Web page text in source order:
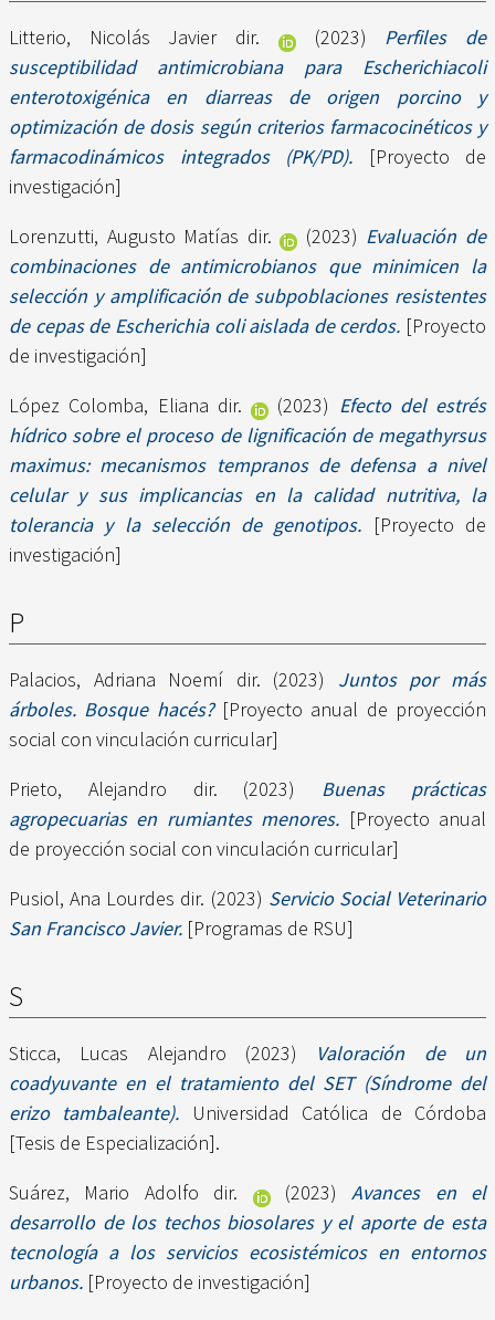
Litterio, Nicolás Javier dir. (2023) Perfiles de
susceptibilidad antimicrobiana para Escherichiacoli
enterotoxigénica en diarreas de origen porcino y
optimización de dosis según criterios farmacocinéticos y
farmacodinámicos integrados (PK/PD). [Proyecto de
investigación]
Lorenzutti, Augusto Matías dir.
(2023) Evaluación de
combinaciones de antimicrobianos que minimicen la
selección y amplificación de subpoblaciones resistentes
de cepas de Escherichia coli aislada de cerdos. [Proyecto
de investigación]
López Colomba, Eliana dir.
(2023) Efecto del estrés
hídrico sobre el proceso de lignificación de megathyrsus
maximus: mecanismos tempranos de defensa a nivel
celular y sus implicancias en la calidad nutritiva, la
tolerancia y la selección de genotipos. [Proyecto de
investigación]
P
Palacios, Adriana Noemí dir. (2023) Juntos por más
árboles. Bosque hacés?[Proyecto anual de proyección
social con vinculación curricular]
Prieto, Alejandro dir. (2023) Buenas prácticas
agropecuarias en rumiantes menores. [Proyecto anual
de proyección social con vinculación curricular]
Pusiol, Ana Lourdes dir. (2023) Servicio Social Veterinario
San Francisco Javier. [Programas de RSU]
S
Sticca, Lucas Alejandro (2023)
Valoración de un
coadyuvante en el tratamiento del SET (Síndrome del
erizo tambaleante). Universidad Católica de Córdoba
[Tesis de Especialización].
Suárez, Mario Adolfo dir.
(2023)Avances en el
desarrollo de los techos biosolares y el aporte de esta
tecnología a los servicios ecosistémicos en entornos
urbanos. [Proyecto de investigación]